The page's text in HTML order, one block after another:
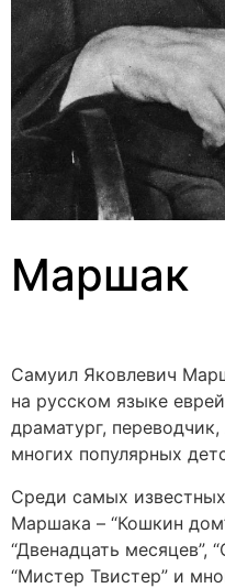
Маршак
Самуил Яковлевич
на русском языке
драматург,
многих популярных
Среди самых
Маршака – “Кошкин
“Двенадцать месяцев”,
“Мистер Твистер” и